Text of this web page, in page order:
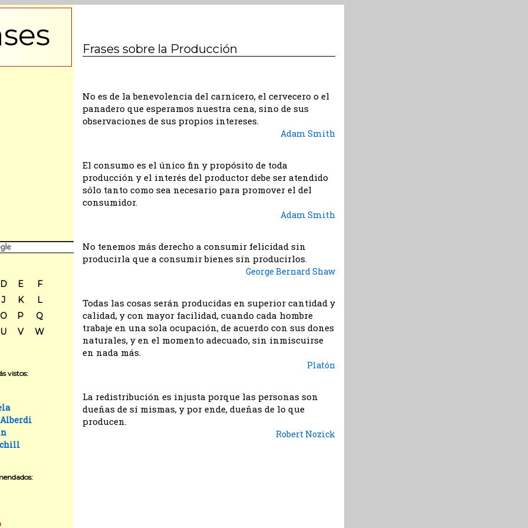
D E
F
J
K
L
O
P
Q
U
V W
vistos:
Frases sobre la Producción
No es de la benevolencia del carnicero, el cervecero o el
panadero que esperamos nuestra cena, sino de sus
observaciones de sus propios intereses.
Adam Smith
El consumo es el único fin y propósito de toda
producción y el interés del productor debe ser atendido
sólo tanto como sea necesario para promover el del
consumidor.
Adam Smith
No tenemos más derecho a consumir felicidad sin
producirla que a consumir bienes sin producirlos.
George Bernard Shaw
Todas las cosas serán producidas en superior cantidad y
calidad, y con mayor facilidad, cuando cada hombre
trabaje en una sola ocupación, de acuerdo con sus dones
naturales, y en el momento adecuado, sin inmiscuirse
en nada más.
Platón
La redistribución es injusta porque las personas son
dueñas de sí mismas, y por ende, dueñas de lo que
producen.
Robert Nozick